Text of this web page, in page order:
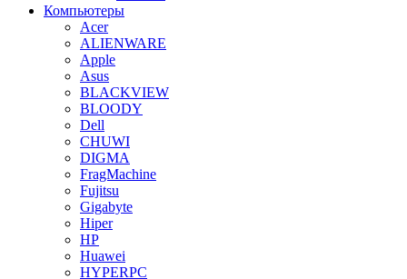
Компьютеры
Acer
ALIENWARE
Apple
Asus
BLACKVIEW
BLOODY
Dell
CHUWI
DIGMA
FragMachine
Fujitsu
Gigabyte
Hiper
HP
Huawei
HYPERPC